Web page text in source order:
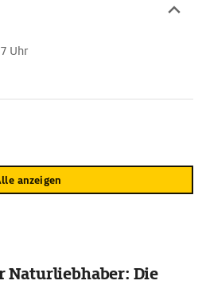
Uhr
anzeigen
Naturliebhaber: Die